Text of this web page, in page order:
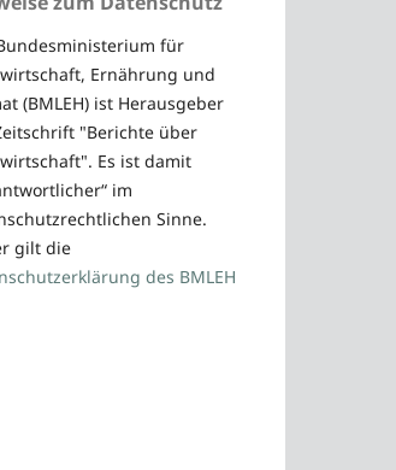
für
Ernährung und
(BMLEH) ist Herausgeber
"Berichte über
Es ist damit
im
Sinne.
gilt die
des BMLEH